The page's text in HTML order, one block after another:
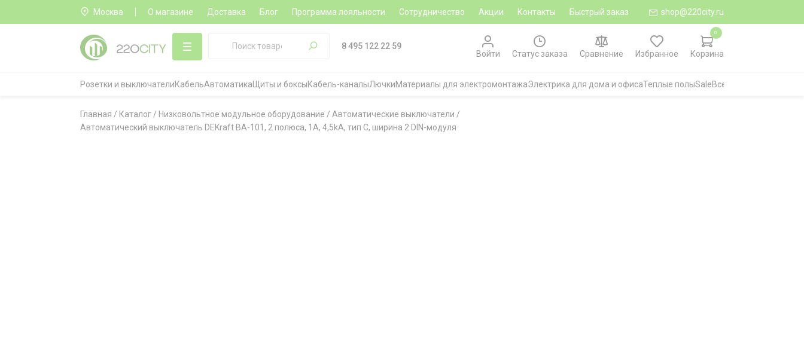
Москва О магазине Доставка Блог Программа лояльности Сотрудничество Акции Контакты Быстрый заказ shop@220city.ru
8 495 122 22 59
Войти
Статус заказа Сравнение Избранное Корзина
0
Розетки и выключателиКабельАвтоматика Щиты и боксыКабель-каналыЛючкиМатериалы для электромонтажаЭлектрика для дома и офисаТеплые полыSaleВсе категории
Главная / Каталог / Низковольтное модульное оборудование / Автоматические выключатели /
Автоматический выключатель DEKraft ВА-101, 2 полюса, 1A, 4,5kA, тип C, ширина 2 DIN-модуля